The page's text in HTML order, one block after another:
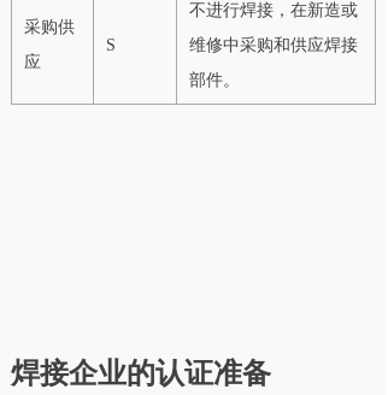
采购供
应
S
不进行焊接，在新造或
维修中采购和供应焊接
部件。
焊接企业的认证准备